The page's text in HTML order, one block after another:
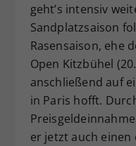
geht’s intensiv
Sandplatzsaison
Rasensaison, ehe
Open Kitzbühel
anschließend auf
in Paris hofft.
er jetzt auch